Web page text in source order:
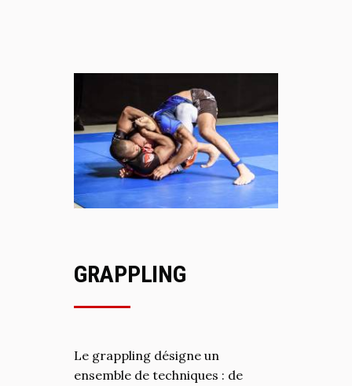
GRAPPLING
Le grappling désigne un
ensemble de techniques : de